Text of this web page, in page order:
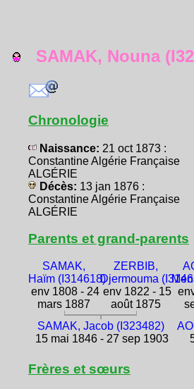
SAMAK, Nouna
Chronologie
Naissance: 21 oct 1873 :
Constantine Algérie Française
ALGÉRIE
Décès: 13 jan 1876 :
Constantine Algérie Française
ALGÉRIE
Parents et grand-parents
SAMAK,
Haïm (I314618)
env 1808 - 24
mars 1887
ZERBIB,
Djermouma
env 1822 - 15
août 1875
SAMAK, Jacob (I323482)
15 mai 1846 - 27 sep 1903
Frères et sœurs